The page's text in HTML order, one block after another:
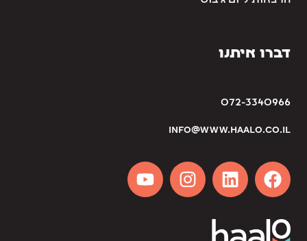
דברו איתנו
072-3340966
info@www.haalo.co.il